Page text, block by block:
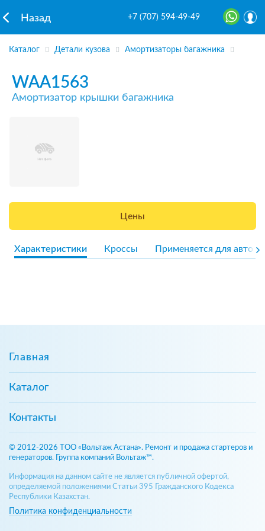
Назад +7 (707) 594-49-49
Каталог Детали кузова Амортизаторы багажника
WAA1563
Амортизатор крышки багажника
Цены
Характеристики Кроссы Применяется для авто
Главная
Каталог
Контакты
© 2012-2026 ТОО «Вольтаж Астана». Ремонт и продажа стартеров и
генераторов. Группа компаний Вольтаж™.
Информация на данном сайте не является публичной офертой,
определяемой положениями Статьи 395 Гражданского Кодекса
Республики Казахстан.
Политика конфиденциальности